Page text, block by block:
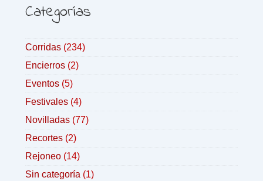
Categorías
Corridas (234)
Encierros (2)
Eventos (5)
Festivales (4)
Novilladas (77)
Recortes (2)
Rejoneo (14)
Sin categoría (1)